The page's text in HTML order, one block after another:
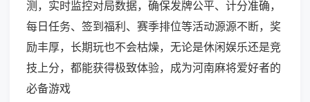
测，实时监控对局数据，确保发牌公平、计分准确，
每日任务、签到福利、赛季排位等活动源源不断，奖
励丰厚，长期玩也不会枯燥，无论是休闲娱乐还是竞
技上分，都能获得极致体验，成为河南麻将爱好者的
必备游戏